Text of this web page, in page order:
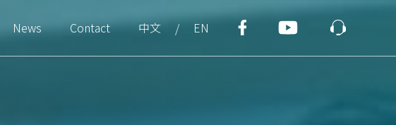
News Contact 中文 / EN